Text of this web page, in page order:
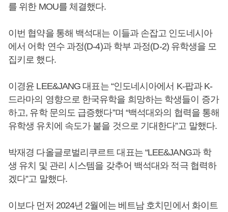
를 위한 MOU를 체결했다.
이번 협약을 통해 백석대는 이들과 손잡고 인도네시아
에서 어학 연수 과정(D-4)과 학부 과정(D-2) 유학생을 모
집키로 했다.
이경윤 LEE&JANG 대표는 “인도네시아에서 K-팝과 K-
드라마의 영향으로 한국유학을 희망하는 학생들이 증가
하고, 유학 문의도 급증했다”며 “백석대와의 협력을 통해
유학생 유치에 속도가 붙을 것으로 기대한다”고 말했다.
박재경 다올글로벌리쿠르트 대표는 “LEE&JANG과 학
생 유치 및 관리 시스템을 갖추어 백석대와 적극 협력하
겠다”고 말했다.
이보다 먼저 2024년 2월에는 베트남 호치민에서 화이트